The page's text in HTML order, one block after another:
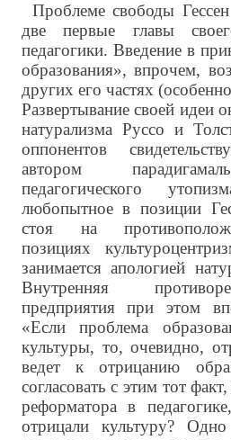
Проблеме свободы
две первые главы
педагогики. Введение в
образования», впрочем,
других его частях
Развертывание своей идеи
натурализма Руссо и
оппонентов
автором
педагогического
любопытное в позиции
стоя на
позициях
занимается апологией
Внутренняя
предприятия при этом
«Если проблема
культуры, то, очевидно,
ведет к отрицанию
согласовать с этим тот
реформатора в
отрицали культуру?